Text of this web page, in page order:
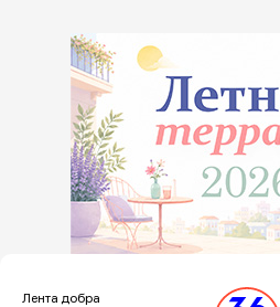
Лента добра